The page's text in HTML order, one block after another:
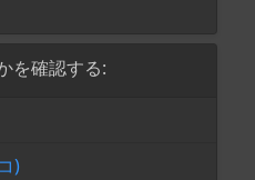
を確認する:
)